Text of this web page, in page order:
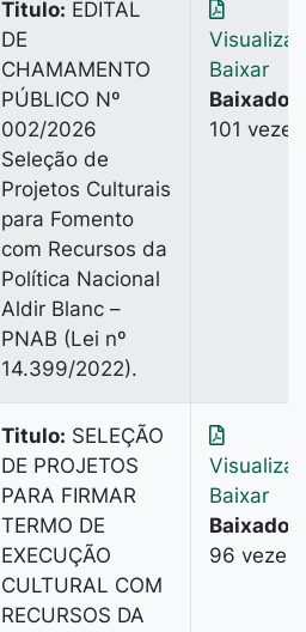
Titulo: EDITAL
DE
CHAMAMENTO
PÚBLICO Nº
002/2026
Seleção de
Projetos Culturais
para Fomento
com Recursos da
Política Nacional
Aldir Blanc –
PNAB (Lei nº
14.399/2022).
Baixar
Baixado:
101 vezes
Titulo: SELEÇÃO
DE PROJETOS
PARA FIRMAR
TERMO DE
EXECUÇÃO
CULTURAL COM
RECURSOS DA
Baixar
Baixado:
96 vezes